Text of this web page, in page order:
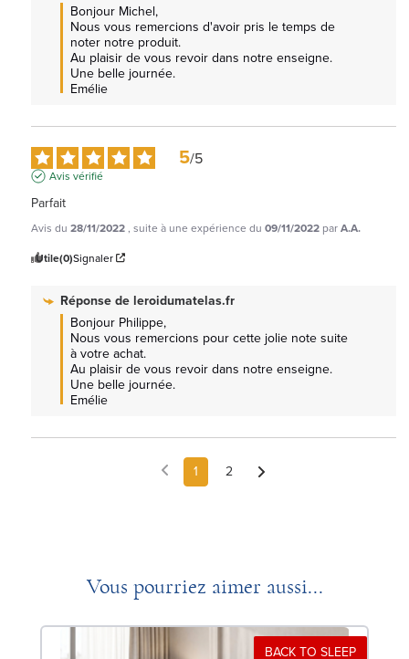
Bonjour Michel,
Nous vous remercions d'avoir pris le temps de
noter notre produit.
Au plaisir de vous revoir dans notre enseigne.
Une belle journée.
Emélie
5/5
Avis vérifié
Parfait
Avis du 28/11/2022, suite à une expérience du 09/11/2022 parA.A.
Utile(0)Signaler
Réponse deleroidumatelas.fr
Bonjour Philippe,
Nous vous remercions pour cette jolie note suite
à votre achat.
Au plaisir de vous revoir dans notre enseigne.
Une belle journée.
Emélie
1 2
Vous pourriez aimer aussi...
BACK TO SLEEP